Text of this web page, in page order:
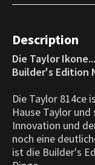
Description
Die Taylor
Builder's Edition
Die Taylor 814ce
Hause Taylor
Innovation und
noch eine
ist die Builder's